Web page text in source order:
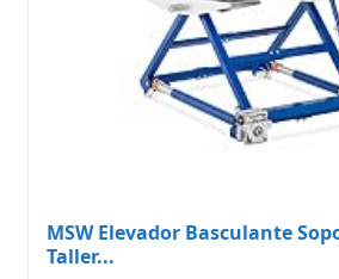
MSW Elevador Basculante
Taller...